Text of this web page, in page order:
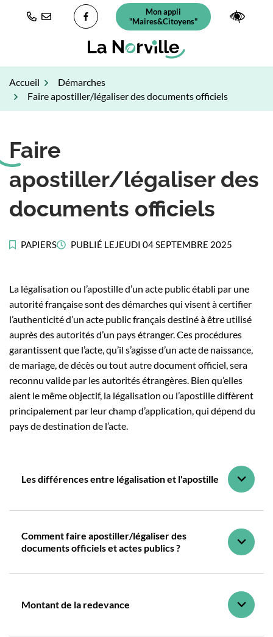
Gestion des traceurs
Lien vers le compte Facebook
Mon appli
"Maires&Citoyens"(ouverture dans un nouvel
Accueil
Démarches
Faire apostiller/légaliser des documents officiels
Faire
apostiller/légaliser des
documents officiels
PAPIERS PUBLIÉ LEJEUDI 04 SEPTEMBRE 2025
La légalisation ou l’apostille d’un acte public établi par une
autorité française sont des démarches qui visent à certifier
l’authenticité d’un acte public français destiné à être utilisé
auprès des autorités d’un pays étranger. Ces procédures
garantissent que l’acte, qu’il s’agisse d’un acte de naissance,
de mariage, de décès ou tout autre document officiel, sera
reconnu valide par les autorités étrangères. Bien qu’elles
aient le même objectif, la légalisation ou l’apostille diffèrent
principalement par leur champ d’application, qui dépend du
pays de destination de l’acte.
Les différences entre légalisation et l'apostille
Comment faire apostiller/légaliser des
documents officiels et actes publics ?
Montant de la redevance